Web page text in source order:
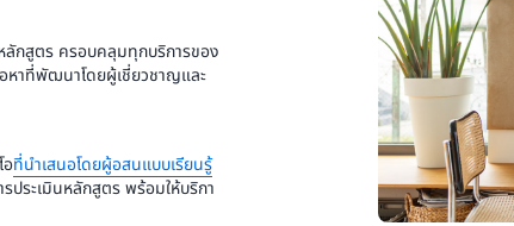
ลักสูตร ครอบคลุมทุกบริการของ
หาที่พัฒนาโดยผู้เชี่ยวชาญและ
อที่นำเสนอโดยผู้อสนแบบเรียนรู้
ประเมินหลักสูตร พร้อมให้บริกา